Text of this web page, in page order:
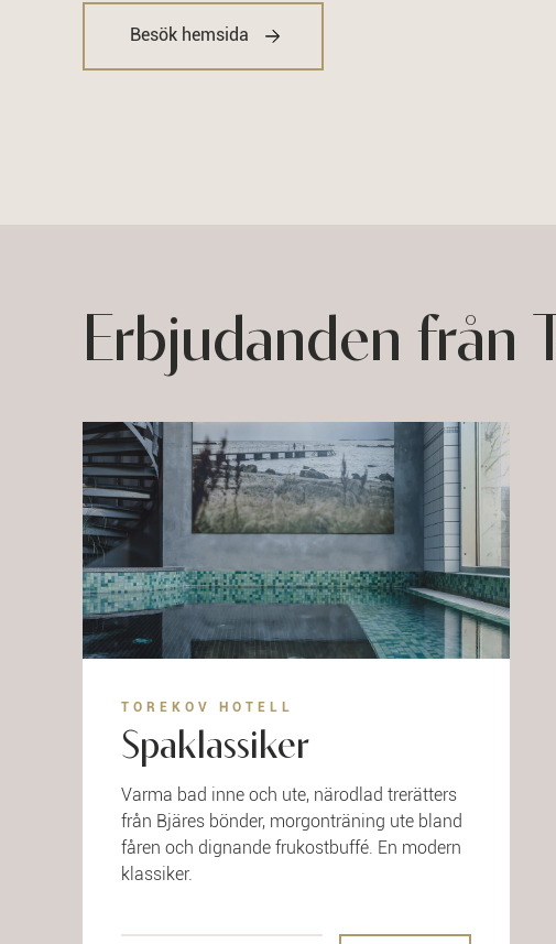
Besök hemsida
Erbjudanden från
TOREKOV HOTELL
Spaklassiker
Varma bad inne och ute, närodlad trerätters
från Bjäres bönder, morgonträning ute bland
fåren och dignande frukostbuffé. En modern
klassiker.